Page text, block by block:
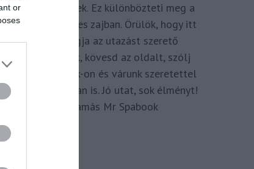
or
hogy ne így tegyek. Ez különbözteti meg a
ot a netes zajban. Örülök, hogy itt
vagy, légy tagja az utazást szerető
Közösségünknek, kövesd az oldalt, szólj
hozzá a Facebook-on és várunk szeretettel
zárt csoportunkban is. Jó utat, sok élményt!
Kassay Tamás Mr Spabook